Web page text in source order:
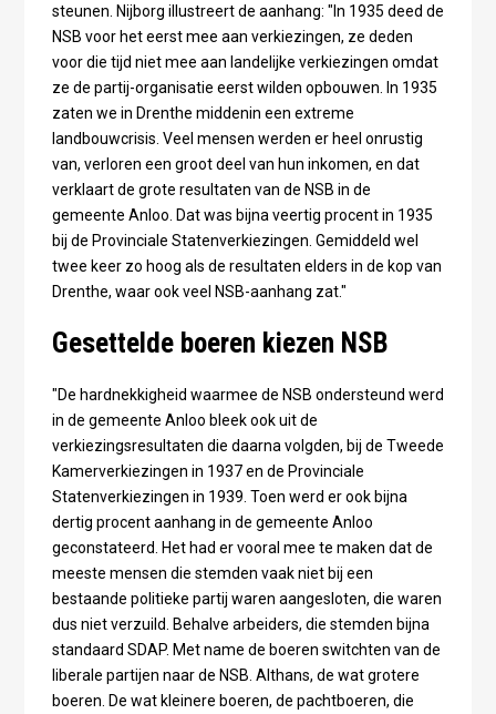
steunen. Nijborg illustreert de aanhang: "In 1935 deed de
NSB voor het eerst mee aan verkiezingen, ze deden
voor die tijd niet mee aan landelijke verkiezingen omdat
ze de partij-organisatie eerst wilden opbouwen. In 1935
zaten we in Drenthe middenin een extreme
landbouwcrisis. Veel mensen werden er heel onrustig
van, verloren een groot deel van hun inkomen, en dat
verklaart de grote resultaten van de NSB in de
gemeente Anloo. Dat was bijna veertig procent in 1935
bij de Provinciale Statenverkiezingen. Gemiddeld wel
twee keer zo hoog als de resultaten elders in de kop van
Drenthe, waar ook veel NSB-aanhang zat."
Gesettelde boeren kiezen NSB
"De hardnekkigheid waarmee de NSB ondersteund werd
in de gemeente Anloo bleek ook uit de
verkiezingsresultaten die daarna volgden, bij de Tweede
Kamerverkiezingen in 1937 en de Provinciale
Statenverkiezingen in 1939. Toen werd er ook bijna
dertig procent aanhang in de gemeente Anloo
geconstateerd. Het had er vooral mee te maken dat de
meeste mensen die stemden vaak niet bij een
bestaande politieke partij waren aangesloten, die waren
dus niet verzuild. Behalve arbeiders, die stemden bijna
standaard SDAP. Met name de boeren switchten van de
liberale partijen naar de NSB. Althans, de wat grotere
boeren. De wat kleinere boeren, de pachtboeren, die